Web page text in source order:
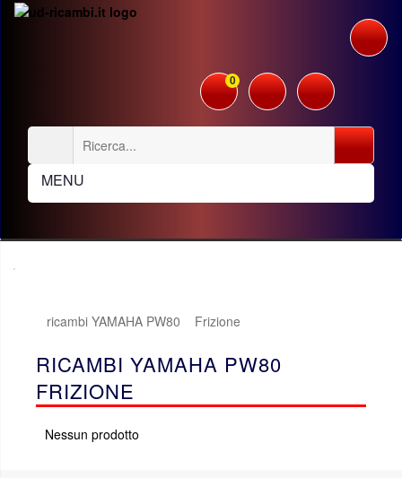
0
MENU
ricambi YAMAHA PW80 Frizione
RICAMBI YAMAHA PW80
FRIZIONE
Nessun prodotto